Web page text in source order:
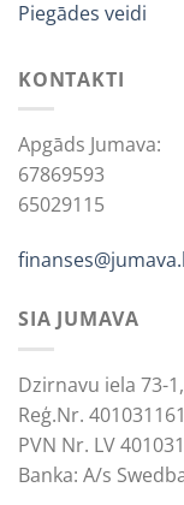
Piegādes veidi
KONTAKTI
Apgāds Jumava:
67869593
65029115
SIA JUMAVA
Dzirnavu iela 73-
Reģ.Nr.
PVN Nr. LV
Banka: A/s